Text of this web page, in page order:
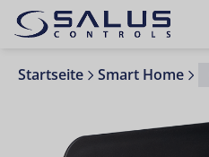
Startseite Smart Home